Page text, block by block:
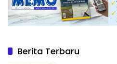
Berita Terbaru